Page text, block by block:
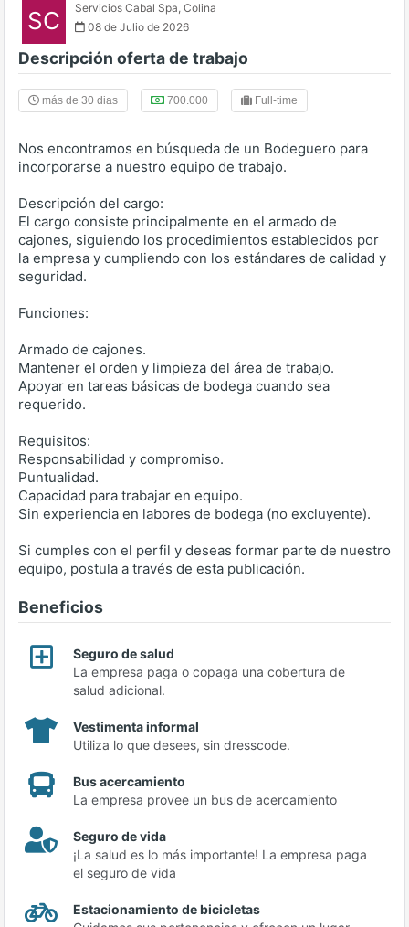
SC Servicios Cabal Spa, Colina
08 de Julio de 2026
Descripción oferta de trabajo
más de 30 dias 700.000 Full-time
Nos encontramos en búsqueda de un Bodeguero para
incorporarse a nuestro equipo de trabajo.
Descripción del cargo:
El cargo consiste principalmente en el armado de
cajones, siguiendo los procedimientos establecidos por
la empresa y cumpliendo con los estándares de calidad y
seguridad.
Funciones:
Armado de cajones.
Mantener el orden y limpieza del área de trabajo.
Apoyar en tareas básicas de bodega cuando sea
requerido.
Requisitos:
Responsabilidad y compromiso.
Puntualidad.
Capacidad para trabajar en equipo.
Sin experiencia en labores de bodega (no excluyente).
Si cumples con el perfil y deseas formar parte de nuestro
equipo, postula a través de esta publicación.
Beneficios
Seguro de salud
La empresa paga o copaga una cobertura de
salud adicional.
Vestimenta informal
Utiliza lo que desees, sin dresscode.
Bus acercamiento
La empresa provee un bus de acercamiento
Seguro de vida
¡La salud es lo más importante! La empresa paga
el seguro de vida
Estacionamiento de bicicletas